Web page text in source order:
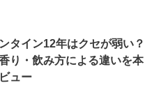
タイン12年はクセが弱い？
り・飲み方による違いを本
ュー